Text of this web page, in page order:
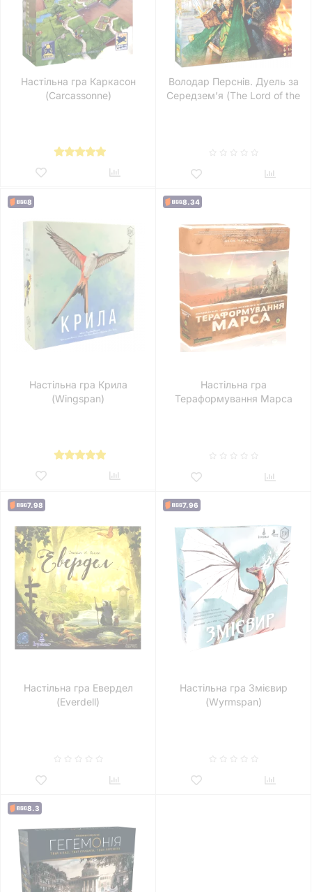
Настільна гра Каркасон
(Carcassonne)
Володар Перснів. Дуель за
Середземʼя (The Lord of the
8
Настільна гра Крила
(Wingspan)
8.34
Настільна гра
Тераформування Марса
7.98
Настільна гра Евердел
(Everdell)
7.96
Настільна гра Змієвир
(Wyrmspan)
8.3